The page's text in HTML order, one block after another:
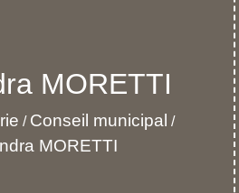
MORETTI
/ Conseil municipal /
MORETTI